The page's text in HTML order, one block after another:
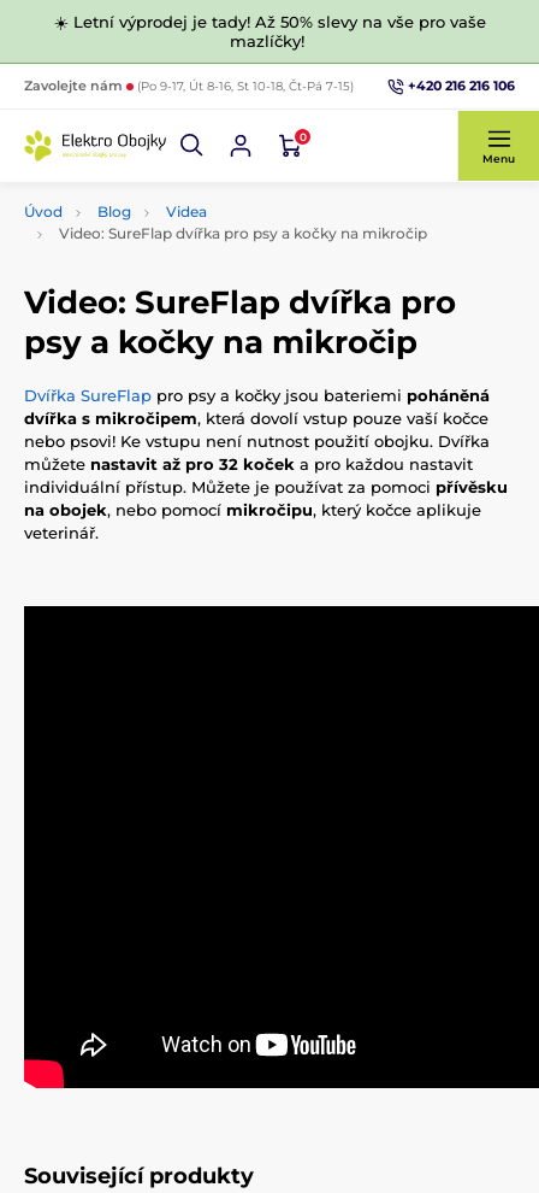
☀️ Letní výprodej je tady! Až 50% slevy na vše pro vaše
mazlíčky!
Zavolejte nám (Po 9-17, Út 8-16, St 10-18, Čt-Pá 7-15) +420 216 216 106
0
Menu
Úvod Blog
Videa
Video: SureFlap dvířka pro psy a kočky na mikročip
Video: SureFlap dvířka pro
psy a kočky na mikročip
Dvířka SureFlap pro psy a kočky jsou bateriemi poháněná
dvířka s mikročipem, která dovolí vstup pouze vaší kočce
nebo psovi! Ke vstupu není nutnost použití obojku. Dvířka
můžete nastavit až pro 32 koček a pro každou nastavit
individuální přístup. Můžete je používat za pomoci přívěsku
na obojek, nebo pomocí mikročipu, který kočce aplikuje
veterinář.
Související produkty